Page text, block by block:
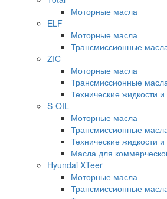
Моторные масла
ELF
Моторные масла
Трансмиссионные
ZIC
Моторные масла
Трансмиссионные
Технические жидкости и
S-OIL
Моторные масла
Трансмиссионные
Технические жидкости и
Масла для
Hyundai XTeer
Моторные масла
Трансмиссионные